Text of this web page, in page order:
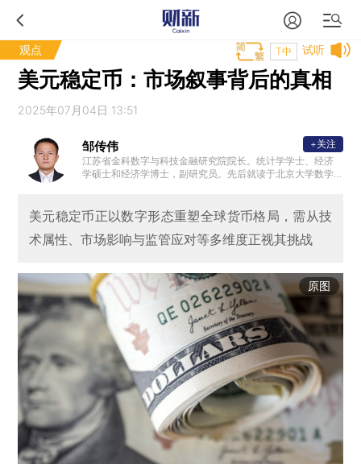
观点 试听
T中
美元稳定币：市场叙事背后的真相
2025年07月04日 13:51
邹传伟
江苏省金科数字与科技金融研究院院长。统计学学士、经济
学硕士和经济学博士，副研究员。先后就读于北京大学数学
大学肯尼迪学院梅森学者。曾供职于中央汇金公司、中国投
资公司、南湖金服和比特大陆。曾获首届（2014年度）孙冶
方金融创新奖。
+关注
美元稳定币正以数字形态重塑全球货币格局，需从技
术属性、市场影响与监管应对等多维度正视其挑战
原图